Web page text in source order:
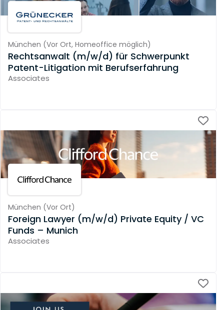
München (Vor Ort, Homeoffice möglich)
Rechtsanwalt (m/w/d) für Schwerpunkt
Patent-Litigation mit Berufserfahrung
Associates
München (Vor Ort)
Foreign Lawyer (m/w/d) Private Equity / VC
Funds – Munich
Associates